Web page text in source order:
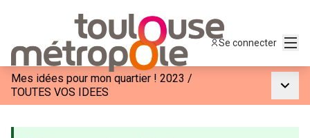
Se connecter
Mes idées pour mon quartier ! 2023 /
TOUTES VOS IDEES